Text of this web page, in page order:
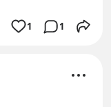
1 1